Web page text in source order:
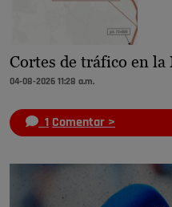
Cortes de tráfico en
04-08-2026 11:28 a.m.
1 Comentar >